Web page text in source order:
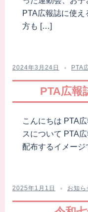
PTA広報誌に使
方も […]
2024年3月24日 PTA
PTA広報
こんにちは PTA
スについて PTA
配布するイメー
2025年1月1日 お知ら